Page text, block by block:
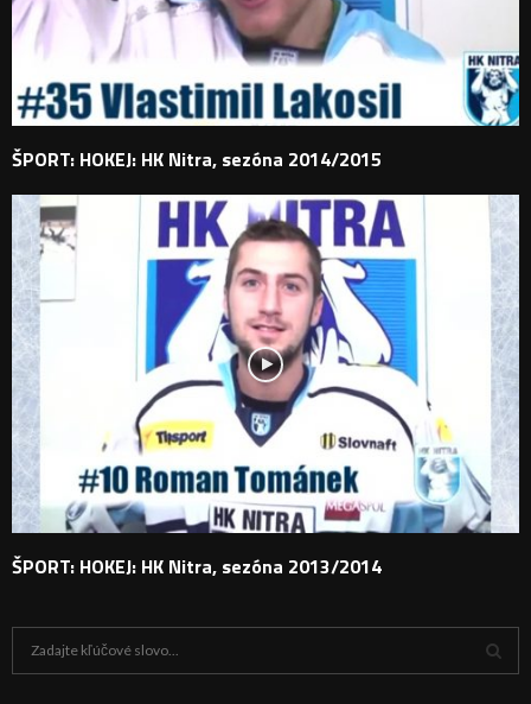
ŠPORT: HOKEJ: HK Nitra, sezóna 2014/2015
ŠPORT: HOKEJ: HK Nitra, sezóna 2013/2014